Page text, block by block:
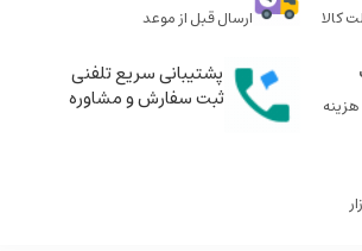
کالا
ارسال قبل از موعد
پشتیبانی سریع تلفنی
ثبت سفارش و مشاوره